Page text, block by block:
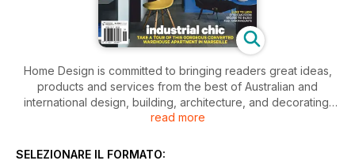
Home Design is committed to bringing readers great ideas,
products and services from the best of Australian and
international design, building, architecture, and decorating.
With a strong editorial team, headed by designer and
the delivery of only the latest news, features and profiles
read more
SELEZIONARE IL FORMATO: